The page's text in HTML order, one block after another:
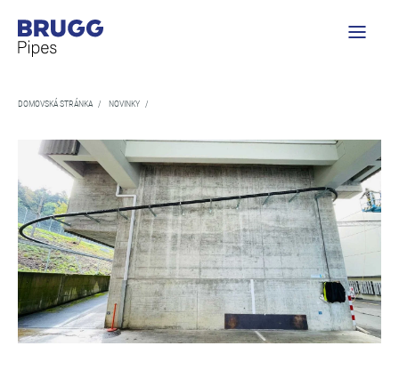
DOMOVSKÁ STRÁNKA / NOVINKY /